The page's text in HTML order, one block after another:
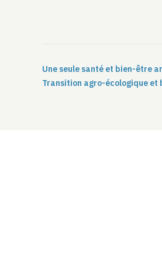
Une seule santé et bien-être
Transition agro-écologique et